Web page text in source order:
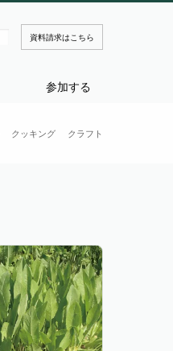
資料請求はこちら
参加する
クッキング クラフト